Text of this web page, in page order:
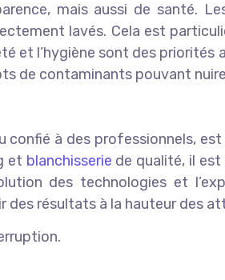
mais aussi de santé.
lavés. Cela est
et l’hygiène sont des
de contaminants pouvant
confié à des professionnels,
et blanchisserie de qualité, il
des technologies et
résultats à la hauteur des